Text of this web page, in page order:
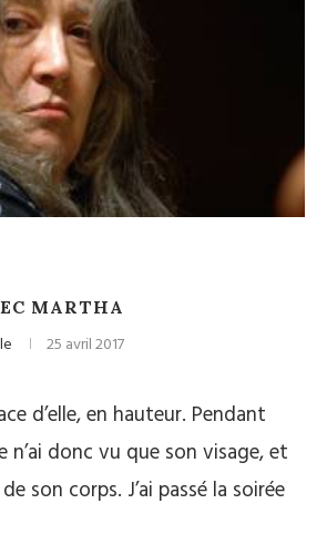
MARTHA
25 avril 2017
d’elle, en hauteur. Pendant
donc vu que son visage, et
son corps. J’ai passé la soirée